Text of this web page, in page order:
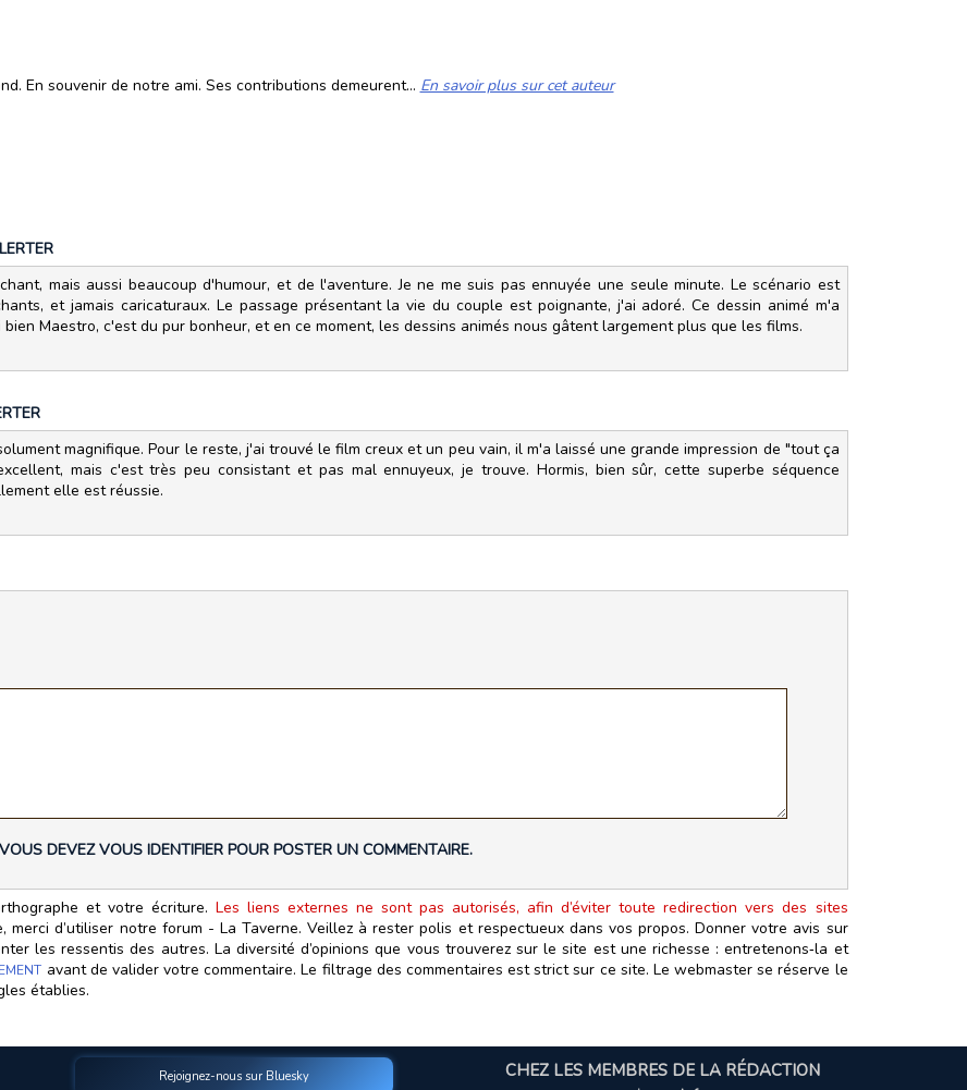
En souvenir de notre ami. Ses contributions demeurent... En savoir plus sur cet auteur
mais aussi beaucoup d'humour, et de l'aventure. Je ne me suis pas ennuyée une seule minute. Le scénario est
et jamais caricaturaux. Le passage présentant la vie du couple est poignante, j'ai adoré. Ce dessin animé m'a
Maestro, c'est du pur bonheur, et en ce moment, les dessins animés nous gâtent largement plus que les films.
magnifique. Pour le reste, j'ai trouvé le film creux et un peu vain, il m'a laissé une grande impression de "tout ça
mais c'est très peu consistant et pas mal ennuyeux, je trouve. Hormis, bien sûr, cette superbe séquence
elle est réussie.
VOUS DEVEZ VOUS IDENTIFIER POUR POSTER UN COMMENTAIRE.
et votre écriture.Les liens externes ne sont pas autorisés, afin d’éviter toute redirection vers des sites
merci d’utiliser notre forum - La Taverne. Veillez à rester polis et respectueux dans vos propos. Donner votre avis sur
les ressentis des autres. La diversité d’opinions que vous trouverez sur le site est une richesse : entretenons‑la et
avant de valider votre commentaire. Le filtrage des commentaires est strict sur ce site. Le webmaster se réserve le
établies.
Rejoignez-nous sur Bluesky CHEZ LES MEMBRES DE LA RÉDACTION